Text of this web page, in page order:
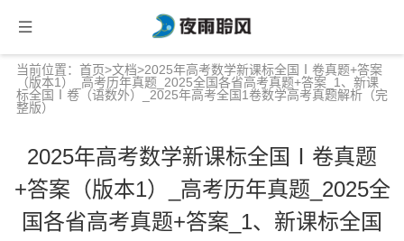
当前位置： 首页>文档>2025年高考数学新课标全国Ⅰ卷真题+答案
（版本1）_高考历年真题_2025全国各省高考真题+答案_1、新课
标全国Ⅰ卷（语数外）_2025年高考全国1卷数学高考真题解析（完
整版）
2025年高考数学新课标全国Ⅰ卷真题
+答案（版本1）_高考历年真题_2025全
国各省高考真题+答案_1、新课标全国